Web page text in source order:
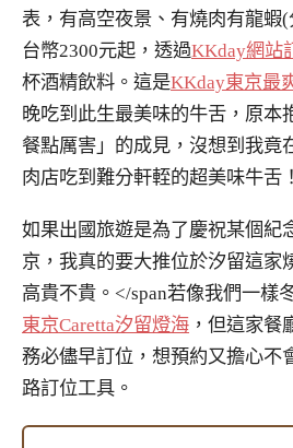
表，有高空夜景、有燒肉有龍蝦
台幣2300元起，透過KKday網站
杯酒精飲料。這是KKday東京最
晚吃到此生最美味的牛舌，原本
餐點厲害」的成見，沒想到我竟
肉店吃到難分軒輊的超美味牛舌！
如果出國旅遊是為了慶祝某個紀
京，我真的要大推位於汐留這家
高貴不貴。</span若像我們一樣
東京Caretta汐留燈海 ，但這家餐
務必儘早訂位，想預約又擔心不
路訂位工具。